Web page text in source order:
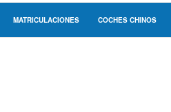
MATRICULACIONES COCHES CHINOS